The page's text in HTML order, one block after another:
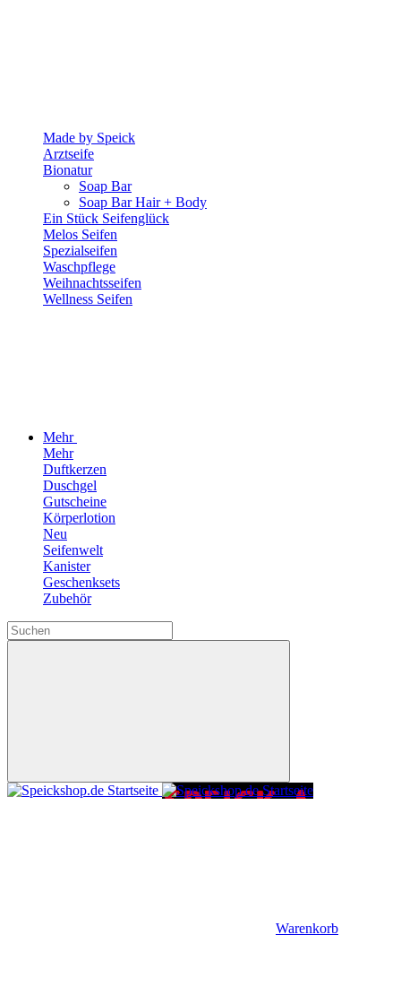
Made by Speick
Arztseife
Bionatur
Soap Bar
Soap Bar Hair + Body
Ein Stück Seifenglück
Melos Seifen
Spezialseifen
Waschpflege
Weihnachtsseifen
Wellness Seifen
Mehr
Mehr
Duftkerzen
Duschgel
Gutscheine
Körperlotion
Neu
Seifenwelt
Kanister
Geschenksets
Zubehör
Warenkorb